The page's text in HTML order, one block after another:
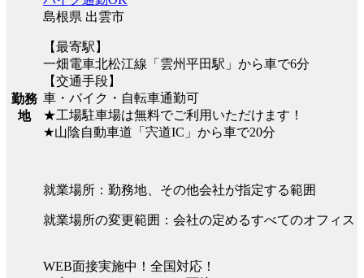
勤務
地
島根県 出雲市
【最寄駅】
一畑電車北松江線「雲州平田駅」から車で6分
【交通手段】
車・バイク・自転車通勤可
★工場駐車場は無料でご利用いただけます！
★山陰自動車道「宍道IC」から車で20分
就業場所：勤務地、その他会社が指定する範囲
就業場所の変更範囲：会社の定めるすべてのオフィス
WEB面接実施中！全国対応！